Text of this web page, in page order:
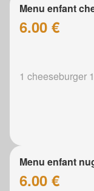
Menu enfant
6.00 €
1 cheeseburger
Menu enfant
6.00 €